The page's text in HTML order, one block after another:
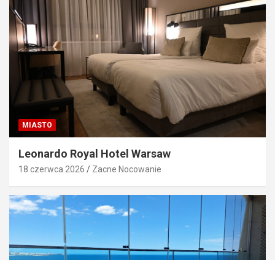
MIASTO
Leonardo Royal Hotel Warsaw
18 czerwca 2026 Zacne Nocowanie